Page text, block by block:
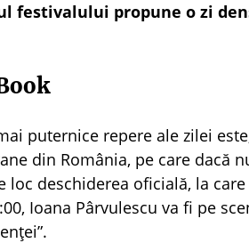
festivalului propune o zi
puternice repere ale zilei
din România, pe care dacă
loc deschiderea oficială, la care
Ioana Pârvulescu va fi pe